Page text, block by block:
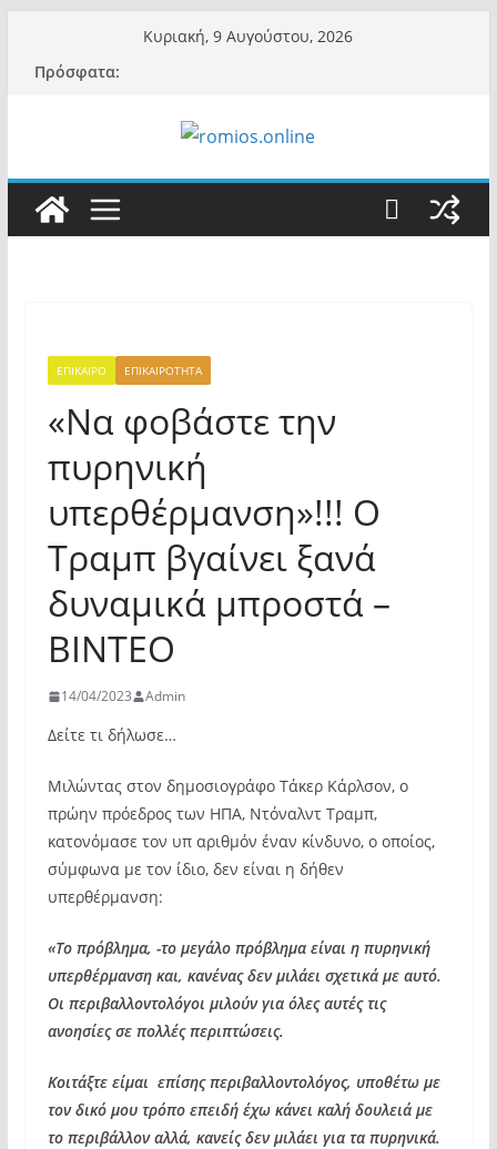
περιεχόμενο
Κυριακή, 9 Αυγούστου, 2026
Πρόσφατα:
ΕΠΙΚΑΙΡΟ ΕΠΙΚΑΙΡΟΤΗΤΑ
«Να φοβάστε την
πυρηνική
υπερθέρμανση»!!! Ο
Τραμπ βγαίνει ξανά
δυναμικά μπροστά –
ΒΙΝΤΕΟ
14/04/2023 Admin
Δείτε τι δήλωσε…
Μιλώντας στον δημοσιογράφο Τάκερ Κάρλσον, ο
πρώην πρόεδρος των ΗΠΑ, Ντόναλντ Τραμπ,
κατονόμασε τον υπ αριθμόν έναν κίνδυνο, ο οποίος,
σύμφωνα με τον ίδιο, δεν είναι η δήθεν
υπερθέρμανση:
«Το πρόβλημα, -το μεγάλο πρόβλημα είναι η πυρηνική
υπερθέρμανση και, κανένας δεν μιλάει σχετικά με αυτό.
Οι περιβαλλοντολόγοι μιλούν για όλες αυτές τις
ανοησίες σε πολλές περιπτώσεις.
Κοιτάξτε είμαι επίσης περιβαλλοντολόγος, υποθέτω με
τον δικό μου τρόπο επειδή έχω κάνει καλή δουλειά με
το περιβάλλον αλλά, κανείς δεν μιλάει για τα πυρηνικά.